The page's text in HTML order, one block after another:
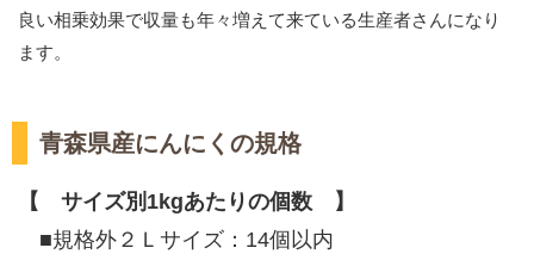
良い相乗効果で収量も年々増えて来ている生産者さんになり
ます。
青森県産にんにくの規格
【 サイズ別1kgあたりの個数 】
■規格外２Ｌサイズ：14個以内